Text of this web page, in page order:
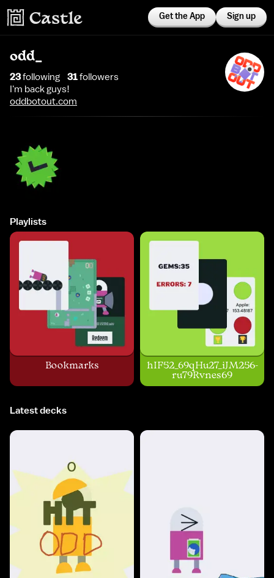
Get the App Sign up
odd_
23following 31followers
I'm back guys!
oddbotout.com
Playlists
Bookmarks
hIF52_69qHu27_iJM256-
ru79Rvnes69
Latest decks